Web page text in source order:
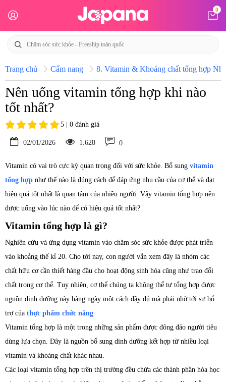
0
Trang chủ Cẩm nang 8. Vitamin & Khoáng chất tổng hợp
Nên uống vitamin tổng hợp khi nào
tốt nhất?
5 | 0 đánh giá
02/01/2026 1.628 0
Vitamin có vai trò cực kỳ quan trọng đối với sức khỏe. Bổ sung vitamin
tổng hợp như thế nào là đúng cách để đáp ứng nhu cầu của cơ thể và đạt
hiệu quả tốt nhất là quan tâm của nhiều người. Vậy vitamin tổng hợp nên
được uống vào lúc nào để có hiệu quả tốt nhất?
Vitamin tổng hợp là gì?
Nghiên cứu và ứng dụng vitamin vào chăm sóc sức khỏe được phát triển
vào khoảng thế kỉ 20. Cho tới nay, con người vẫn xem đây là nhóm các
chất hữu cơ cần thiết hàng đầu cho hoạt động sinh hóa cũng như trao đổi
chất trong cơ thể. Tuy nhiên, cơ thể chúng ta không thể tự tổng hợp được
nguồn dinh dưỡng này hàng ngày một cách đầy đủ mà phải nhờ tới sự bổ
trợ của thực phẩm chức năng.
Vitamin tổng hợp là một trong những sản phẩm được đông đảo người tiêu
dùng lựa chọn. Đây là nguồn bổ sung dinh dưỡng kết hợp từ nhiều loại
vitamin và khoáng chất khác nhau.
Các loại vitamin tổng hợp trên thị trường đều chứa các thành phần hóa học